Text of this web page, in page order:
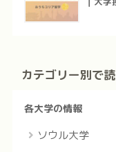
カテゴリー別で
各大学の情報
ソウル大学